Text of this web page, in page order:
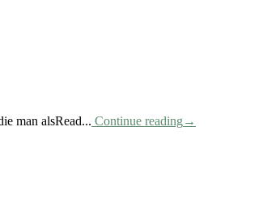
man alsRead... Continue reading →